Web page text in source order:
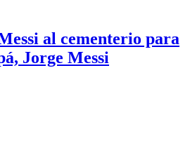
al cementerio para
Jorge Messi